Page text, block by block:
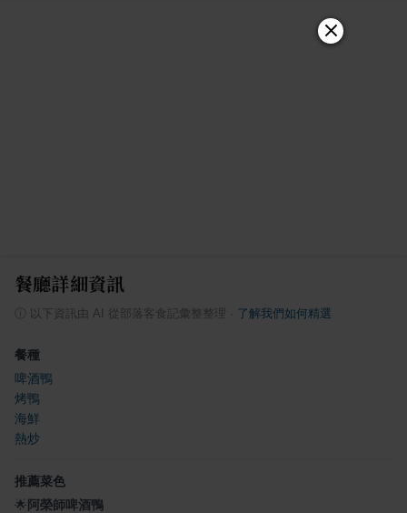
餐廳詳細資訊
以下資訊由 AI 從部落客食記彙整整理 了解我們如何精選
餐種
啤酒鴨
烤鴨
海鮮
熱炒
推薦菜色
🌟阿榮師啤酒鴨